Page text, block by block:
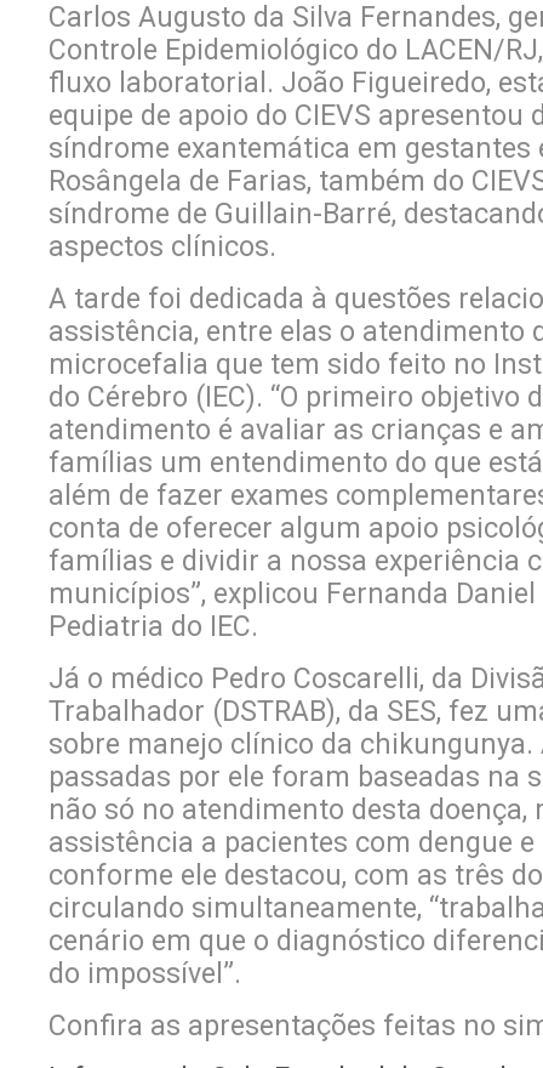
Carlos Augusto da Silva Fernandes,
Controle Epidemiológico do LACEN/
fluxo laboratorial. João Figueiredo,
equipe de apoio do CIEVS apresentou
síndrome exantemática em gestantes
Rosângela de Farias, também do
síndrome de Guillain-Barré,
aspectos clínicos.
A tarde foi dedicada à questões
assistência, entre elas o atendimento
microcefalia que tem sido feito no
do Cérebro (IEC). “O primeiro objetivo
atendimento é avaliar as crianças e
famílias um entendimento do que
além de fazer exames
conta de oferecer algum apoio
famílias e dividir a nossa experiência
municípios”, explicou Fernanda
Pediatria do IEC.
Já o médico Pedro Coscarelli, da
Trabalhador (DSTRAB), da SES, fez
sobre manejo clínico da
passadas por ele foram baseadas na
não só no atendimento desta doença,
assistência a pacientes com dengue
conforme ele destacou, com as três
circulando simultaneamente,
cenário em que o diagnóstico
do impossível”.
Confira as apresentações feitas no